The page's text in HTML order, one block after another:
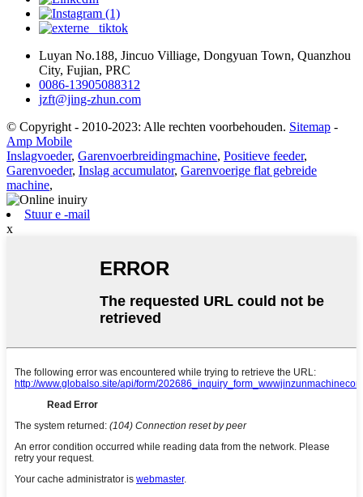
Luyan No.188, Jincuo Villiage, Dongyuan Town, Quanzhou
City, Fujian, PRC
0086-13905088312
jzft@jing-zhun.com
© Copyright - 2010-2023: Alle rechten voorbehouden. Sitemap -
Amp Mobile
Inslagvoeder, Garenvoerbreidingmachine, Positieve feeder,
Garenvoeder, Inslag accumulator, Garenvoerige flat gebreide
machine,
Stuur e -mail
x